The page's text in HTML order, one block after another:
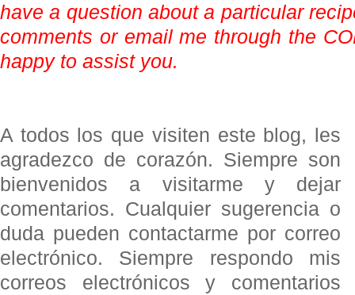
have a question about a particular
comments or email me through the
happy to assist you.
A todos los que visiten este blog, les
agradezco de corazón. Siempre son
bienvenidos a visitarme y dejar
comentarios. Cualquier sugerencia o
duda pueden contactarme por correo
electrónico. Siempre respondo mis
correos electrónicos y comentarios